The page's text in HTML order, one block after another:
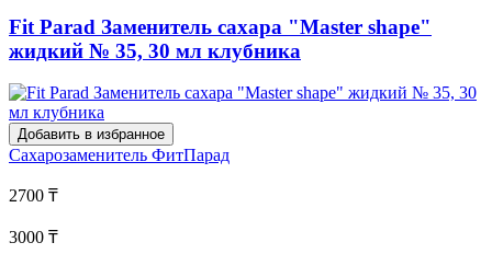
Fit Parad Заменитель сахара "Master shape"
жидкий № 35, 30 мл клубника
Добавить в избранное
Сахарозаменитель ФитПарад
2700 ₸
3000 ₸